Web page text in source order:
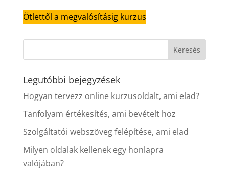
Ötlettől a megvalósításig kurzus
Legutóbbi bejegyzések
Hogyan tervezz online kurzusoldalt, ami elad?
Tanfolyam értékesítés, ami bevételt hoz
Szolgáltatói webszöveg felépítése, ami elad
Milyen oldalak kellenek egy honlapra
valójában?